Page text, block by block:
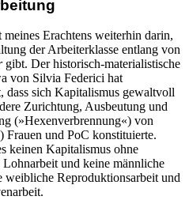
meines Erachtens weiterhin darin,
der Arbeiterklasse entlang von
gibt. Der historisch-materialistische
von Silvia Federici hat
dass sich Kapitalismus gewaltvoll
Zurichtung, Ausbeutung und
(»Hexenverbrennung«) von
Frauen und PoC konstituierte.
keinen Kapitalismus ohne
und keine männliche
weibliche Reproduktionsarbeit und